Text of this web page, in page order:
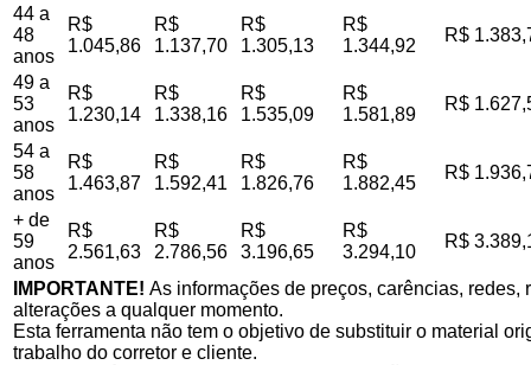
44 a
48
anos
R$
1.045,86
R$
1.137,70
R$
1.305,13
R$
1.344,92
R$
49 a
53
anos
R$
1.230,14
R$
1.338,16
R$
1.535,09
R$
1.581,89
R$
54 a
58
anos
R$
1.463,87
R$
1.592,41
R$
1.826,76
R$
1.882,45
R$
+ de
59
anos
R$
2.561,63
R$
2.786,56
R$
3.196,65
R$
3.294,10
R$
IMPORTANTE! As informações de preços, carências,
alterações a qualquer momento.
Esta ferramenta não tem o objetivo de substituir o material
trabalho do corretor e cliente.